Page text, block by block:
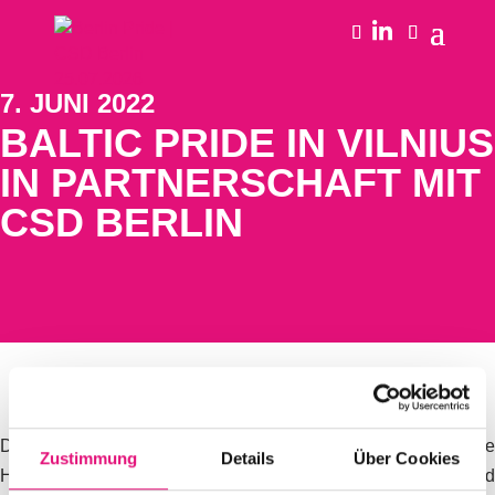
Zustimmung Details Über Cookies
7. JUNI 2022
BALTIC PRIDE IN VILNIUS
IN PARTNERSCHAFT MIT
CSD BERLIN
Der „Baltic Pride“ zog am Samstag durch Vilnius, die
Haupstadt von Litauen und forderte mehr Toleranz und